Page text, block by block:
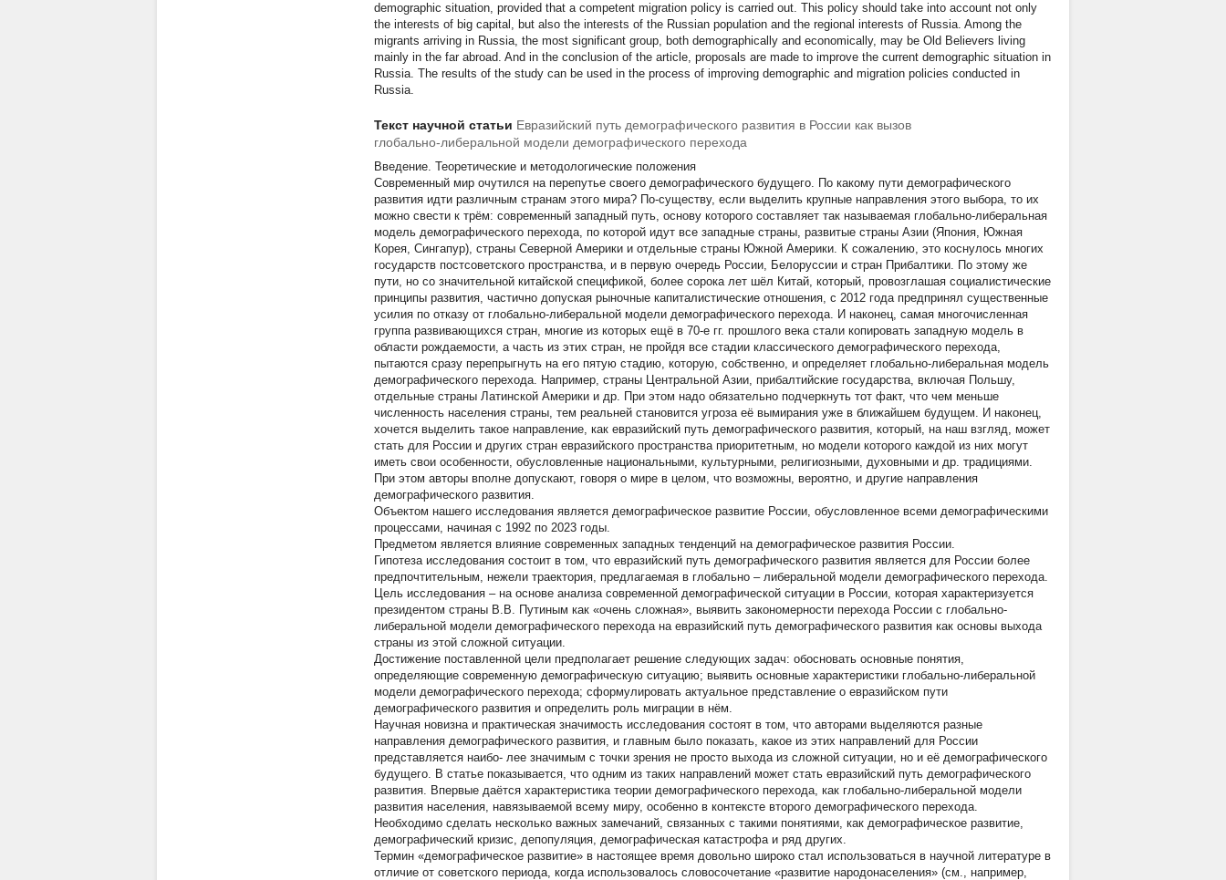
demographic situation, provided that a competent migration policy is carried out. This policy should take into account not only
the interests of big capital, but also the interests of the Russian population and the regional interests of Russia. Among the
migrants arriving in Russia, the most significant group, both demographically and economically, may be Old Believers living
mainly in the far abroad. And in the conclusion of the article, proposals are made to improve the current demographic situation in
Russia. The results of the study can be used in the process of improving demographic and migration policies conducted in
Russia.
Текст научной статьи Евразийский путь демографического развития в России как вызов
глобально-либеральной модели демографического перехода
Введение. Теоретические и методологические положения
Современный мир очутился на перепутье своего демографического будущего. По какому пути демографического
развития идти различным странам этого мира? По-существу, если выделить крупные направления этого выбора, то их
можно свести к трём: современный западный путь, основу которого составляет так называемая глобально-либеральная
модель демографического перехода, по которой идут все западные страны, развитые страны Азии (Япония, Южная
Корея, Сингапур), страны Северной Америки и отдельные страны Южной Америки. К сожалению, это коснулось многих
государств постсоветского пространства, и в первую очередь России, Белоруссии и стран Прибалтики. По этому же
пути, но со значительной китайской спецификой, более сорока лет шёл Китай, который, провозглашая социалистические
принципы развития, частично допуская рыночные капиталистические отношения, с 2012 года предпринял существенные
усилия по отказу от глобально-либеральной модели демографического перехода. И наконец, самая многочисленная
группа развивающихся стран, многие из которых ещё в 70-е гг. прошлого века стали копировать западную модель в
области рождаемости, а часть из этих стран, не пройдя все стадии классического демографического перехода,
пытаются сразу перепрыгнуть на его пятую стадию, которую, собственно, и определяет глобально-либеральная модель
демографического перехода. Например, страны Центральной Азии, прибалтийские государства, включая Польшу,
отдельные страны Латинской Америки и др. При этом надо обязательно подчеркнуть тот факт, что чем меньше
численность населения страны, тем реальней становится угроза её вымирания уже в ближайшем будущем. И наконец,
хочется выделить такое направление, как евразийский путь демографического развития, который, на наш взгляд, может
стать для России и других стран евразийского пространства приоритетным, но модели которого каждой из них могут
иметь свои особенности, обусловленные национальными, культурными, религиозными, духовными и др. традициями.
При этом авторы вполне допускают, говоря о мире в целом, что возможны, вероятно, и другие направления
демографического развития.
Объектом нашего исследования является демографическое развитие России, обусловленное всеми демографическими
процессами, начиная с 1992 по 2023 годы.
Предметом является влияние современных западных тенденций на демографическое развития России.
Гипотеза исследования состоит в том, что евразийский путь демографического развития является для России более
предпочтительным, нежели траектория, предлагаемая в глобально – либеральной модели демографического перехода.
Цель исследования – на основе анализа современной демографической ситуации в России, которая характеризуется
президентом страны В.В. Путиным как «очень сложная», выявить закономерности перехода России с глобально-
либеральной модели демографического перехода на евразийский путь демографического развития как основы выхода
страны из этой сложной ситуации.
Достижение поставленной цели предполагает решение следующих задач: обосновать основные понятия,
определяющие современную демографическую ситуацию; выявить основные характеристики глобально-либеральной
модели демографического перехода; сформулировать актуальное представление о евразийском пути
демографического развития и определить роль миграции в нём.
Научная новизна и практическая значимость исследования состоят в том, что авторами выделяются разные
направления демографического развития, и главным было показать, какое из этих направлений для России
представляется наибо- лее значимым с точки зрения не просто выхода из сложной ситуации, но и её демографического
будущего. В статье показывается, что одним из таких направлений может стать евразийский путь демографического
развития. Впервые даётся характеристика теории демографического перехода, как глобально-либеральной модели
развития населения, навязываемой всему миру, особенно в контексте второго демографического перехода.
Необходимо сделать несколько важных замечаний, связанных с такими понятиями, как демографическое развитие,
демографический кризис, депопуляция, демографическая катастрофа и ряд других.
Термин «демографическое развитие» в настоящее время довольно широко стал использоваться в научной литературе в
отличие от советского периода, когда использовалось словосочетание «развитие народонаселения» (см., например,